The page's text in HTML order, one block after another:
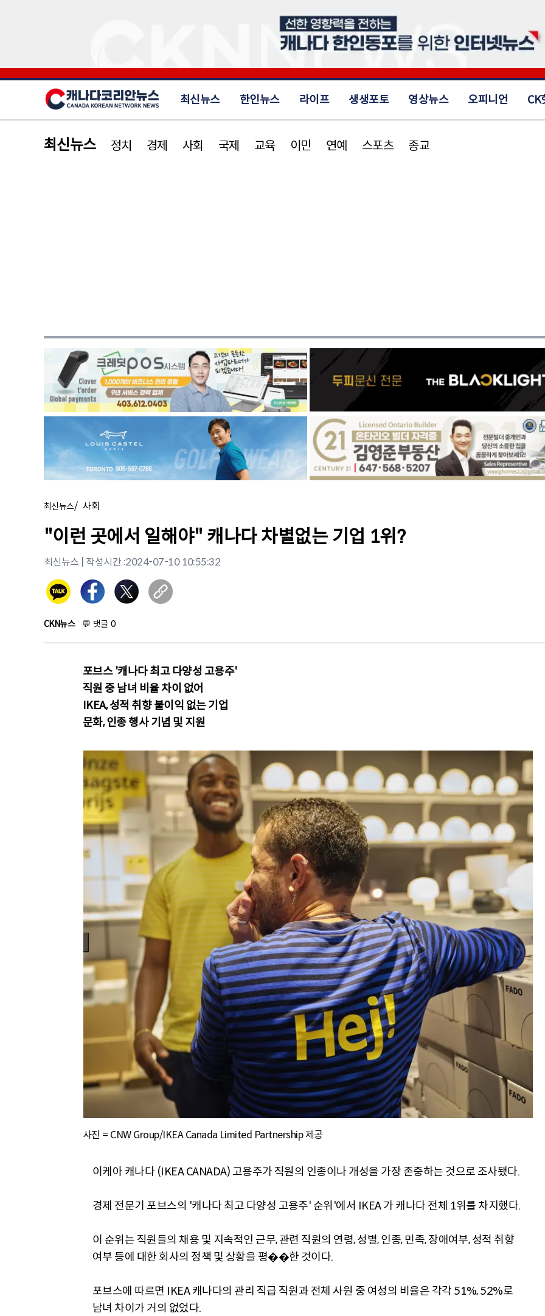
최신뉴스 한인뉴스 라이프 생생포토 영상뉴스 오피니언 CK
최신뉴스 정치 경제 사회 국제 교육 이민 연예 스포츠 종교
최신뉴스/ 사회
"이런 곳에서 일해야" 캐나다 차별없는 기업 1위?
최신뉴스 | 작성시간 :2024-07-10 10:55:32
CKN뉴스 💬 댓글 0
포브스 '캐나다 최고 다양성 고용주'
직원 중 남녀 비율 차이 없어
IKEA, 성적 취향 불이익 없는 기업
문화, 인종 행사 기념 및 지원
사진 = CNW Group/IKEA Canada Limited Partnership 제공
이케아 캐나다 (IKEA CANADA) 고용주가 직원의 인종이나 개성을 가장 존중하는 것으로 조사됐다.
경제 전문기 포브스의 '캐나다 최고 다양성 고용주' 순위'에서 IKEA 가 캐나다 전체 1위를 차지했다.
이 순위는 직원들의 채용 및 지속적인 근무, 관련 직원의 연령, 성별, 인종, 민족, 장애여부, 성적 취향
여부 등에 대한 회사의 정책 및 상황을 평��한 것이다.
포브스에 따르면 IKEA 캐나다의 관리 직급 직원과 전체 사원 중 여성의 비율은 각각 51%, 52%로
남녀 차이가 거의 없었다.